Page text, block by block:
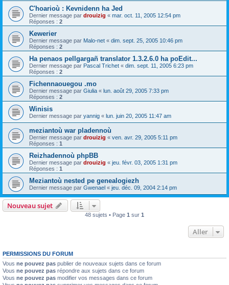
C'hoarioù : Kevnidenn ha Jed
Dernier message par drouizig « mar. oct. 11, 2005 12:54 pm
Réponses : 2
Kewerier
Dernier message par Malo-net « dim. sept. 25, 2005 10:46 pm
Réponses : 2
Ha penaos pellgargañ translator 1.3.2.6.0 ha poEdit...
Dernier message par Pascal Trichet « dim. sept. 11, 2005 6:23 pm
Réponses : 2
Fichennaouegou .mo
Dernier message par Giulia « lun. août 29, 2005 7:33 pm
Réponses : 2
Winisis
Dernier message par yannig « lun. juin 20, 2005 11:47 am
meziantoù war pladennoù
Dernier message par drouizig « ven. avr. 29, 2005 5:11 pm
Réponses : 1
Reizhadennoù phpBB
Dernier message par drouizig « jeu. févr. 03, 2005 1:31 pm
Réponses : 1
Meziantoù nested pe genealogiezh
Dernier message par Gwenael « jeu. déc. 09, 2004 2:14 pm
Nouveau sujet
48 sujets • Page 1 sur 1
Aller
PERMISSIONS DU FORUM
Vous ne pouvez pas publier de nouveaux sujets dans ce forum
Vous ne pouvez pas répondre aux sujets dans ce forum
Vous ne pouvez pas modifier vos messages dans ce forum